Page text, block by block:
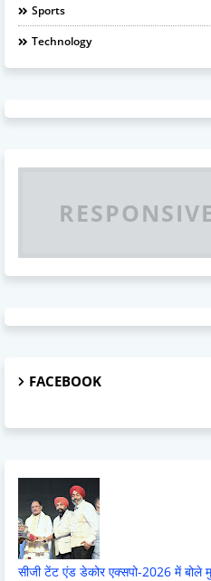
Sports
Technology
FACEBOOK
सीजी टेंट एंड डेकोर एक्सपो-2026 में बोले